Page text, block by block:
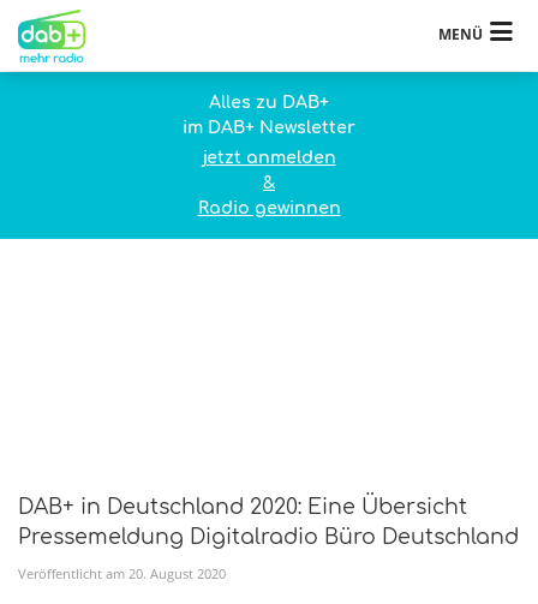
MENÜ
Alles zu DAB+
im DAB+ Newsletter
jetzt anmelden
&
Radio gewinnen
DAB+ in Deutschland 2020: Eine Übersicht
Pressemeldung Digitalradio Büro Deutschland
Veröffentlicht am 20. August 2020